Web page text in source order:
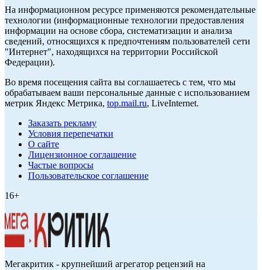
На информационном ресурсе применяются рекомендательные
технологии (информационные технологии предоставления
информации на основе сбора, систематизации и анализа
сведений, относящихся к предпочтениям пользователей сети
"Интернет", находящихся на территории Российской
Федерации).
Во время посещения сайта вы соглашаетесь с тем, что мы
обрабатываем ваши персональные данные с использованием
метрик Яндекс Метрика, top.mail.ru, LiveInternet.
Заказать рекламу
Условия перепечатки
О сайте
Лицензионное соглашение
Частые вопросы
Пользовательское соглашение
16+
Мегакритик - крупнейший агрегатор рецензий на